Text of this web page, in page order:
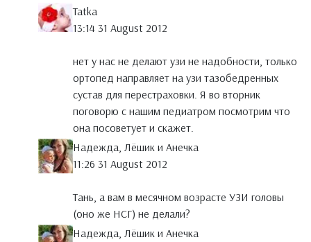
Tatka
13:14 31 August 2012
нет у нас не делают узи не надобности, только
ортопед направляет на узи тазобедренных
сустав для перестраховки. Я во вторник
поговорю с нашим педиатром посмотрим что
она посоветует и скажет.
Надежда, Лёшик и Анечка
11:26 31 August 2012
Тань, а вам в месячном возрасте УЗИ головы
(оно же НСГ) не делали?
Надежда, Лёшик и Анечка